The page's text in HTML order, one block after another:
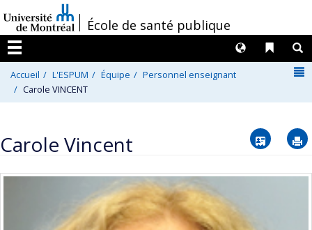
au
contenu
/École de santé publique
Menu
Liens
Langues
Accueil L'ESPUM Équipe
Personnel enseignant
Carole VINCENT
Carole Vincent Vcard